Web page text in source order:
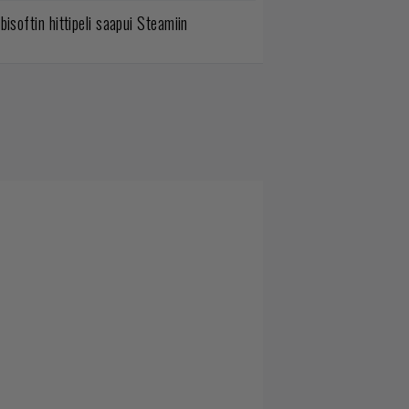
hittipeli saapui Steamiin